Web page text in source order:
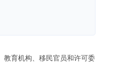
教育机构、移民官员和许可委